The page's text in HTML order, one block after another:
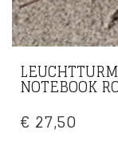
NOTEBOOK
€ 27,50